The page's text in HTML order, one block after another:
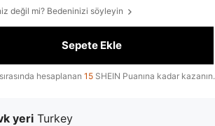
değil mi? Bedeninizi söyleyin
Sepete Ekle
hesaplanan 15 SHEIN Puanına kadar kazanın.
yeri Turkey